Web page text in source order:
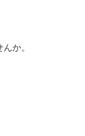
か。